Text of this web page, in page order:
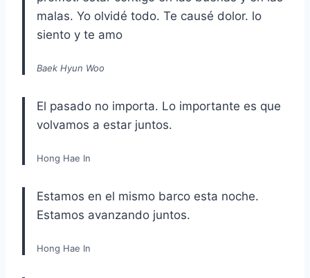
malas. Yo olvidé todo. Te causé dolor. lo
siento y te amo
Baek Hyun Woo
El pasado no importa. Lo importante es que
volvamos a estar juntos.
Hong Hae In
Estamos en el mismo barco esta noche.
Estamos avanzando juntos.
Hong Hae In